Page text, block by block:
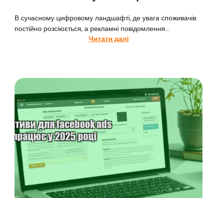
В сучасному цифровому ландшафті, де увага споживачів
постійно розсіюється, а рекламні повідомлення...
Читати далі